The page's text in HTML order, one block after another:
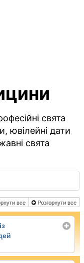
свята
ювілейні дати
свята
все Розгорнути все